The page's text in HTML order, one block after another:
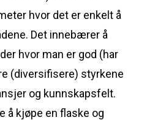
hvor det er enkelt å
Det innebærer å
hvor man er god (har
(diversifisere) styrkene
og kunnskapsfelt.
å kjøpe en flaske og